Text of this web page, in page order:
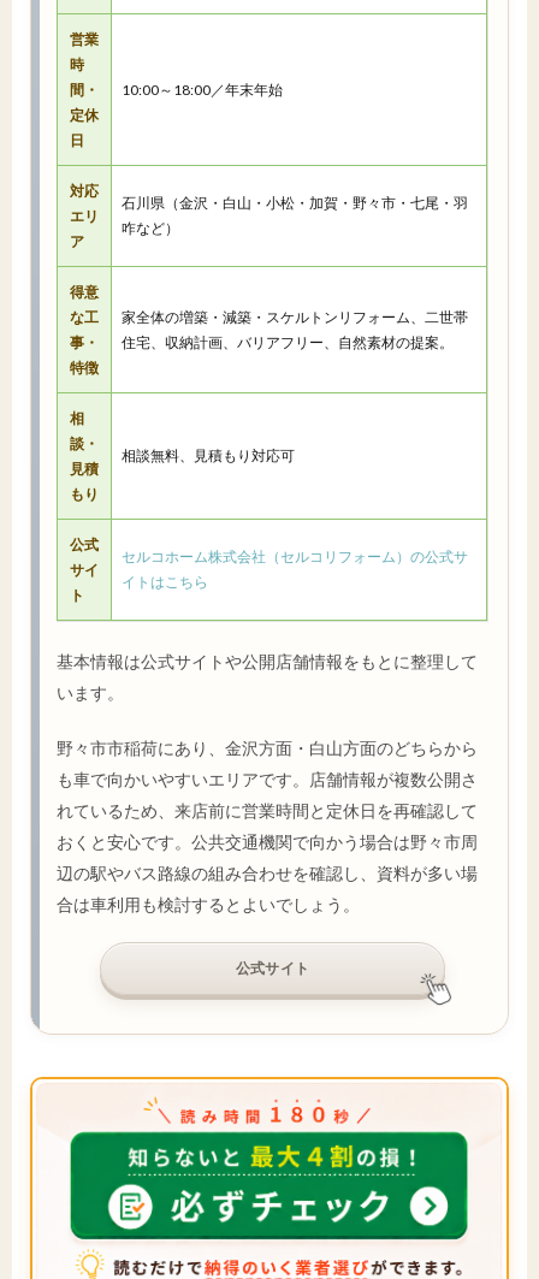
営業
時
間・
定休
日
10:00～18:00／年末年始
対応
エリ
ア
石川県（金沢・白山・小松・加賀・野々市・七尾・羽
咋など）
得意
な工
事・
特徴
家全体の増築・減築・スケルトンリフォーム、二世帯
住宅、収納計画、バリアフリー、自然素材の提案。
相
談・
見積
もり
相談無料、見積もり対応可
公式
サイ
ト
セルコホーム株式会社（セルコリフォーム）の公式サ
イトはこちら
基本情報は公式サイトや公開店舗情報をもとに整理して
います。
野々市市稲荷にあり、金沢方面・白山方面のどちらから
も車で向かいやすいエリアです。店舗情報が複数公開さ
れているため、来店前に営業時間と定休日を再確認して
おくと安心です。公共交通機関で向かう場合は野々市周
辺の駅やバス路線の組み合わせを確認し、資料が多い場
合は車利用も検討するとよいでしょう。
公式サイト